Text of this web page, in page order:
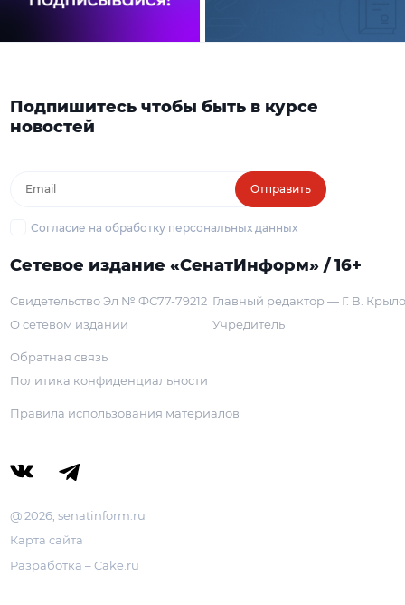
Подпишитесь чтобы быть в курсе
новостей
Отправить
Согласие на обработку персональных данных
Сетевое издание «СенатИнформ» / 16+
Свидетельство Эл № ФС77-79212
О сетевом издании
Главный редактор — Г. В.
Учредитель
Обратная связь
Политика конфиденциальности
Правила использования материалов
@ 2026, senatinform.ru
Карта сайта
Разработка – Cake.ru